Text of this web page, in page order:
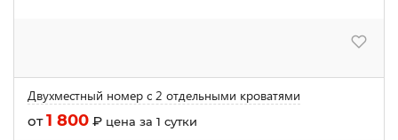
Двухместный номер с 2 отдельными кроватями
от1 800 ₽ цена за 1 сутки